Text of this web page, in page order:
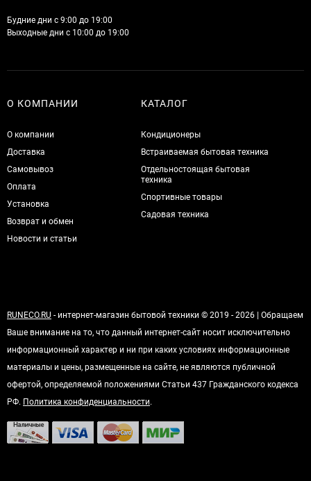
Будние дни с 9:00 до 19:00
Выходные дни с 10:00 до 19:00
О КОМПАНИИ
О компании
Доставка
Самовывоз
Оплата
Установка
Возврат и обмен
Новости и статьи
КАТАЛОГ
Кондиционеры
Встраиваемая бытовая техника
Отдельностоящая бытовая
техника
Спортивные товары
Садовая техника
RUNECO.RU - интернет-магазин бытовой техники © 2019 - 2026 | Обращаем
Ваше внимание на то, что данный интернет-сайт носит исключительно
информационный характер и ни при каких условиях информационные
материалы и цены, размещенные на сайте, не являются публичной
офертой, определяемой положениями Статьи 437 Гражданского кодекса
РФ. Политика конфиденциальности.